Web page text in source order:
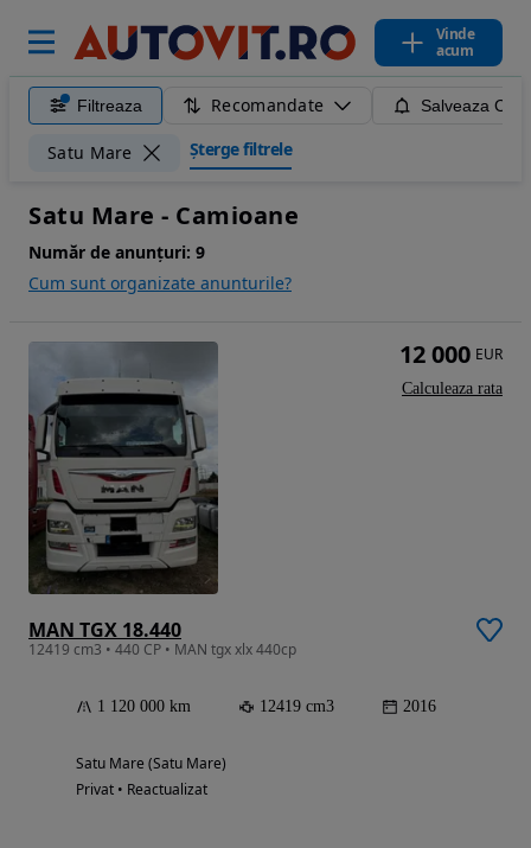
Vinde
acum
Filtreaza Recomandate Salveaza
Satu Mare Șterge filtrele
Satu Mare - Camioane
Număr de anunțuri: 9
Cum sunt organizate anunturile?
MAN TGX 18.440
12419 cm3 • 440 CP • MAN tgx xlx 440cp
1 120 000 km 12419 cm3 2016
Satu Mare (Satu Mare)
Privat • Reactualizat
12 000 EUR
Calculeaza rata